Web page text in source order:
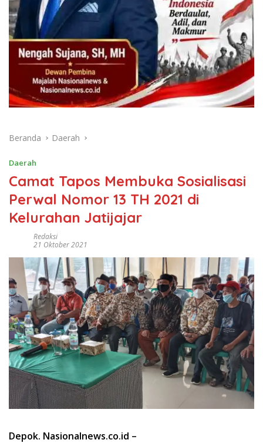
Beranda Daerah
Daerah
Camat Tapos Membuka Sosialisasi
Perwal Nomor 13 TH 2021 di
Kelurahan Jatijajar
Redaksi
21 Oktober 2021
Depok. Nasionalnews.co.id –